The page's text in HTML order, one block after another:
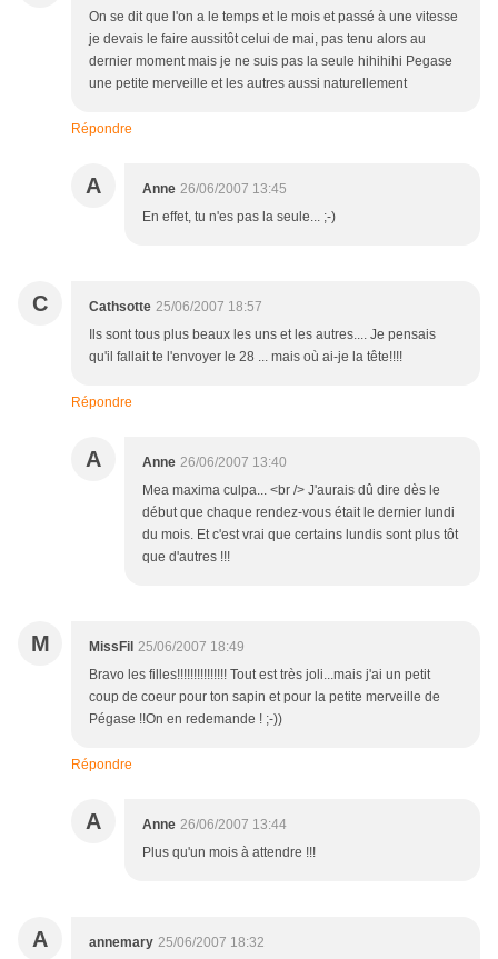
On se dit que l'on a le temps et le mois et passé à une vitesse
je devais le faire aussitôt celui de mai, pas tenu alors au
dernier moment mais je ne suis pas la seule hihihihi Pegase
une petite merveille et les autres aussi naturellement
Répondre
A Anne 26/06/2007 13:45
En effet, tu n'es pas la seule... ;-)
C Cathsotte 25/06/2007 18:57
Ils sont tous plus beaux les uns et les autres.... Je pensais
qu'il fallait te l'envoyer le 28 ... mais où ai-je la tête!!!!
Répondre
A Anne 26/06/2007 13:40
Mea maxima culpa... <br /> J'aurais dû dire dès le
début que chaque rendez-vous était le dernier lundi
du mois. Et c'est vrai que certains lundis sont plus tôt
que d'autres !!!
M MissFil 25/06/2007 18:49
Bravo les filles!!!!!!!!!!!!!!! Tout est très joli...mais j'ai un petit
coup de coeur pour ton sapin et pour la petite merveille de
Pégase !!On en redemande ! ;-))
Répondre
A Anne 26/06/2007 13:44
Plus qu'un mois à attendre !!!
A annemary 25/06/2007 18:32